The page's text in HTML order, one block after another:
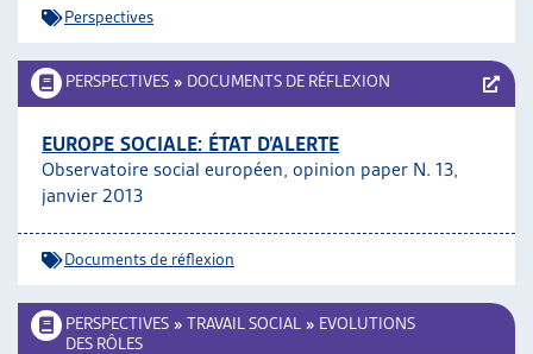
Perspectives
PERSPECTIVES » DOCUMENTS DE RÉFLEXION
EUROPE SOCIALE: ÉTAT D’ALERTE
Observatoire social européen, opinion paper N. 13,
janvier 2013
Documents de réflexion
PERSPECTIVES » TRAVAIL SOCIAL » EVOLUTIONS
DES RÔLES